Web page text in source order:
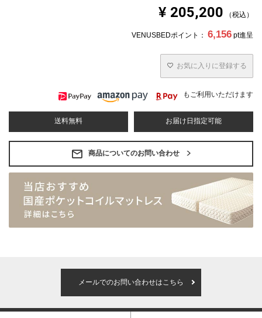
¥ 205,200 税込
VENUSBEDポイント： 6,156 pt進呈
お気に入りに登録する
もご利用いただけます
送料無料 お届け日指定可能
商品についてのお問い合わせ
メールでのお問い合わせはこちら